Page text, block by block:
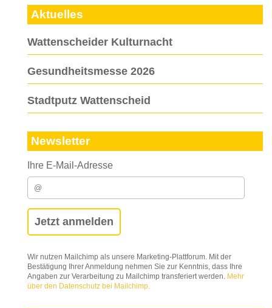
Aktuelles
Wattenscheider Kulturnacht
Gesundheitsmesse 2026
Stadtputz Wattenscheid
Newsletter
Ihre E-Mail-Adresse
Wir nutzen Mailchimp als unsere Marketing-Plattforum. Mit der
Bestätigung Ihrer Anmeldung nehmen Sie zur Kenntnis, dass Ihre
Angaben zur Verarbeitung zu Mailchimp transferiert werden. Mehr
über den Datenschutz bei Mailchimp.